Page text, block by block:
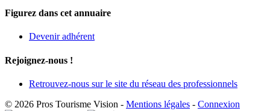
Figurez dans cet annuaire
Devenir adhérent
Rejoignez-nous !
Retrouvez-nous sur le site du réseau des professionnels
© 2026 Pros Tourisme Vision - Mentions légales - Connexion